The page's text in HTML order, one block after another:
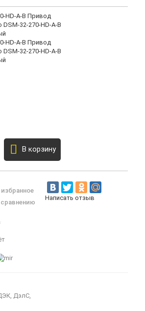
В корзину
Написать отзыв
ДэлС,